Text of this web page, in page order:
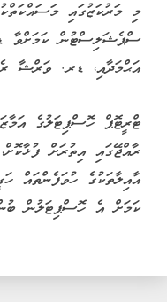
މި މަރުކަޒުގައި
ސްޕެޝަލިސްޓުން ކަމަށްވާ
އަޙްމަދާއި، ޑރ. ވަރްޝާ
ޓްރީޓޮޕް ހޮސްޕިޓަލުގެ
ރާއްޖޭގައި އިތުރަށް
އާއިލާތަކުގެ ހުވަފެންތައް
ކަމަށް އެ ހޮސްޕިޓަލުން